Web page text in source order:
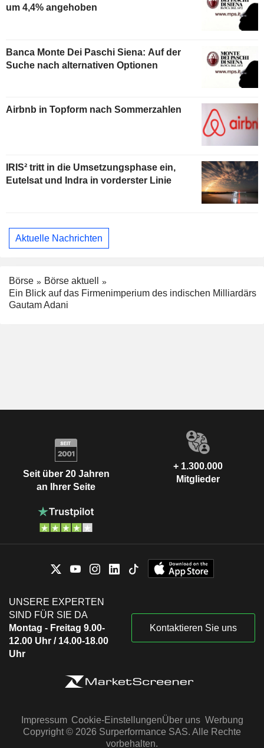
um 4,4% angehoben
Banca Monte Dei Paschi Siena: Auf der
Suche nach alternativen Optionen
Airbnb in Topform nach Sommerzahlen
IRIS² tritt in die Umsetzungsphase ein,
Eutelsat und Indra in vorderster Linie
Aktuelle Nachrichten
Börse
Börse aktuell
Ein Blick auf das Firmenimperium des indischen Milliardärs
Gautam Adani
Seit über 20 Jahren
an Ihrer Seite
+ 1.300.000
Mitglieder
UNSERE EXPERTEN
SIND FÜR SIE DA
Montag - Freitag 9.00-
12.00 Uhr / 14.00-18.00
Uhr
Kontaktieren Sie uns
Impressum Cookie-EinstellungenÜber uns Werbung
Copyright © 2026 Surperformance SAS. Alle Rechte
vorbehalten.